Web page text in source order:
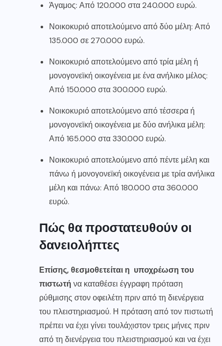
Άγαμος: Από 120.000 στα 240.000 ευρώ.
Νοικοκυριό αποτελούμενο από δύο μέλη: Από
135.000 σε 270.000 ευρώ.
Νοικοκυριό αποτελούμενο από τρία μέλη ή
μονογονεϊκή οικογένεια με ένα ανήλικο μέλος:
Από 150.000 στα 300.000 ευρώ.
Νοικοκυριό αποτελούμενο από τέσσερα ή
μονογονεϊκή οικογένεια με δύο ανήλικα μέλη:
Από 165.000 στα 330.000 ευρώ.
Νοικοκυριό αποτελούμενο από πέντε μέλη και
πάνω ή μονογονεϊκή οικογένεια με τρία ανήλικα
μέλη και πάνω: Από 180.000 στα 360.000
ευρώ.
Πώς θα προστατευθούν οι
δανειολήπτες
Επίσης, θεσμοθετείται η υποχρέωση του
πιστωτή να καταθέσει έγγραφη πρόταση
ρύθμισης στον οφειλέτη πριν από τη διενέργεια
του πλειστηριασμού. Η πρόταση από τον πιστωτή
πρέπει να έχει γίνει τουλάχιστον τρεις μήνες πριν
από τη διενέργεια του πλειστηριασμού και να έχει